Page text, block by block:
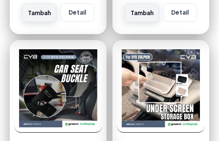
Tambah Detail Tambah Detail